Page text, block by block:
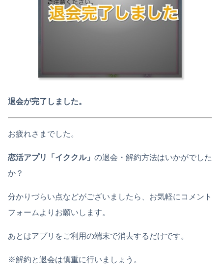
退会が完了しました。
お疲れさまでした。
恋活アプリ「イククル」 の退会・解約方法はいかがでした
か？
分かりづらい点などがございましたら、お気軽にコメント
フォームよりお願いします。
あとはアプリをご利用の端末で消去するだけです。
※解約と退会は慎重に行いましょう。